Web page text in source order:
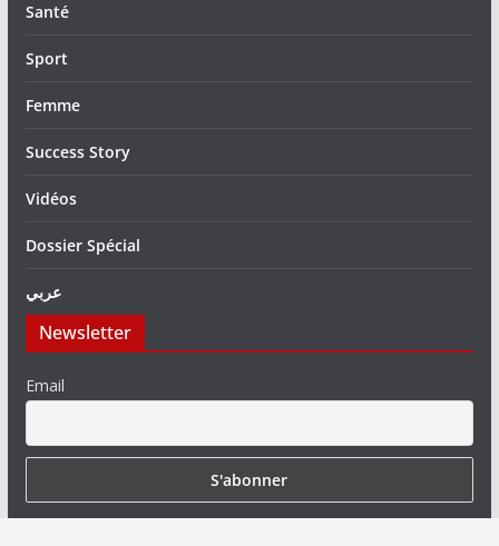
Santé
Sport
Femme
Success Story
Vidéos
Dossier Spécial
عربي
Newsletter
Email